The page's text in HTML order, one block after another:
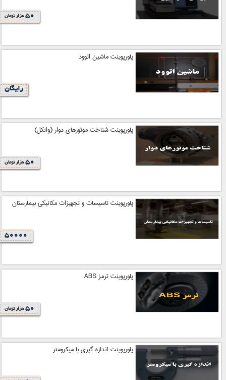
50 هزار تومان
پاورپوینت ماشین اتوود
رایگان
پاورپوینت شناخت موتورهای دوار (وانکل)
50 هزار تومان
پاورپوینت تاسیسات و تجهیزات مکانیکی بیمارستان
50000
پاورپوینت ترمز ABS
50 هزار تومان
پاورپوینت اندازه گیری با میکرومتر